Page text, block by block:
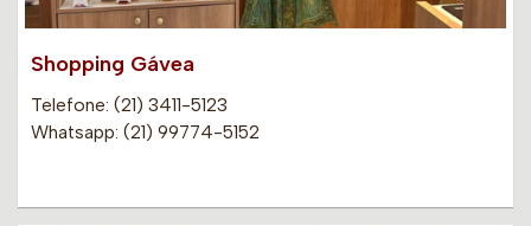
Shopping Gávea
Telefone: (21) 3411-5123
Whatsapp: (21) 99774-5152